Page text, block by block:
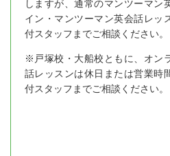
しますが、通常のマンツーマン
イン・マンツーマン英会話レッ
付スタッフまでご相談ください。
※戸塚校・大船校ともに、オン
話レッスンは休日または営業時
付スタッフまでご相談ください。